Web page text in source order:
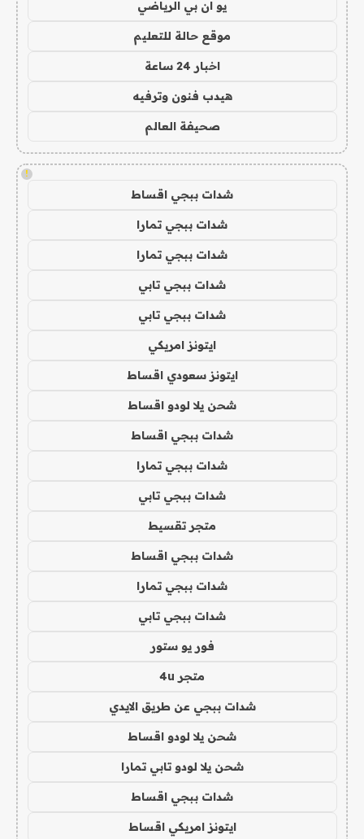
يو ان بي الرياضي
موقع حالة للتعليم
اخبار 24 ساعة
هيدب فنون وترفيه
صحيفة العالم
!
شدات ببجي اقساط
شدات ببجي تمارا
شدات ببجي تمارا
شدات ببجي تابي
شدات ببجي تابي
ايتونز امريكي
ايتونز سعودي اقساط
شحن يلا لودو اقساط
شدات ببجي اقساط
شدات ببجي تمارا
شدات ببجي تابي
متجر تقسيط
شدات ببجي اقساط
شدات ببجي تمارا
شدات ببجي تابي
فور يو ستور
متجر 4u
شدات ببجي عن طريق الايدي
شحن يلا لودو اقساط
شحن يلا لودو تابي تمارا
شدات ببجي اقساط
ايتونز امريكي اقساط